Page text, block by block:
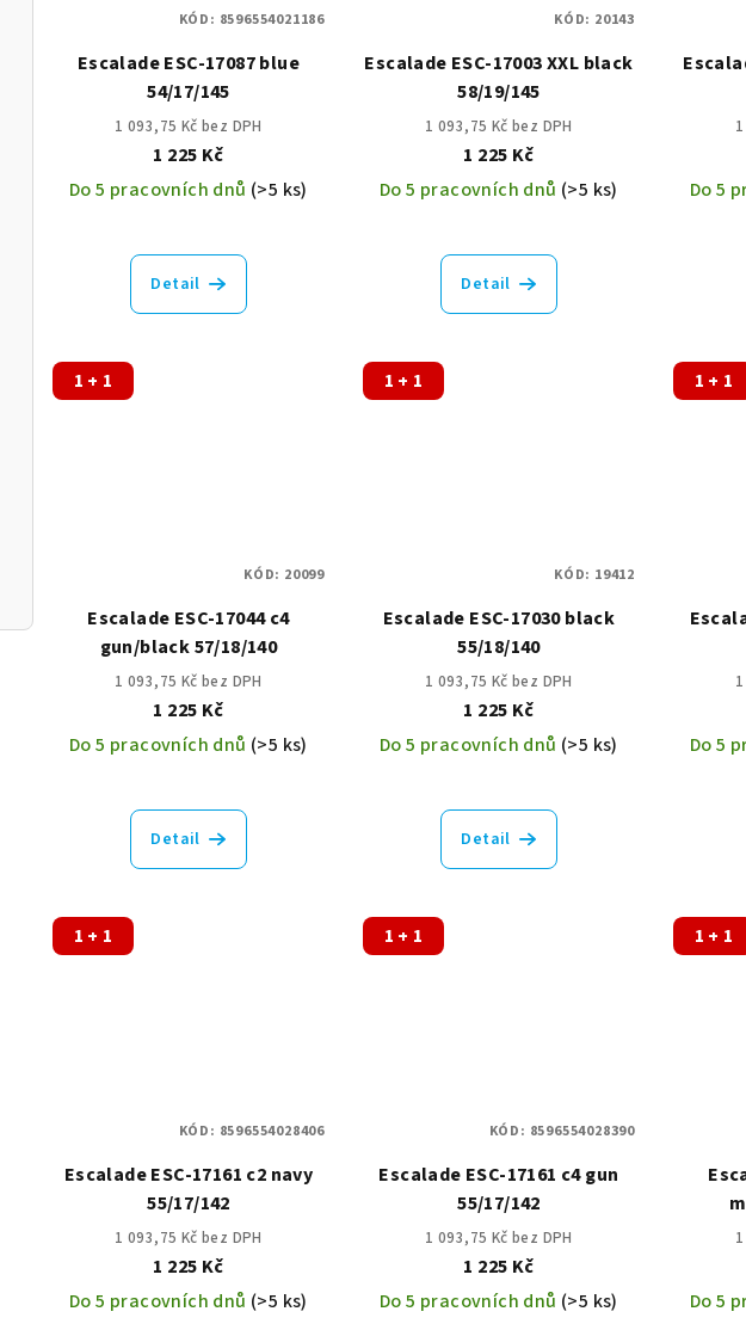
Escalade ESC-17087 blue
54/17/145
1 093,75 Kč bez DPH
1 225 Kč
Do 5 pracovních dnů (>5 ks)
Detail
KÓD: 8596554021186
Escalade ESC-17003 XXL black
58/19/145
1 093,75 Kč bez DPH
1 225 Kč
Do 5 pracovních dnů (>5 ks)
Detail
KÓD: 20143
Do 5
1 + 1
Escalade ESC-17044 c4
gun/black 57/18/140
1 093,75 Kč bez DPH
1 225 Kč
Do 5 pracovních dnů (>5 ks)
Detail
KÓD: 20099
1 + 1
Escalade ESC-17030 black
55/18/140
1 093,75 Kč bez DPH
1 225 Kč
Do 5 pracovních dnů (>5 ks)
Detail
KÓD: 19412
1 + 1
Do 5
1 + 1
Escalade ESC-17161 c2 navy
55/17/142
1 093,75 Kč bez DPH
1 225 Kč
Do 5 pracovních dnů (>5 ks)
KÓD: 8596554028406
1 + 1
Escalade ESC-17161 c4 gun
55/17/142
1 093,75 Kč bez DPH
1 225 Kč
Do 5 pracovních dnů (>5 ks)
KÓD: 8596554028390
1 + 1
Do 5